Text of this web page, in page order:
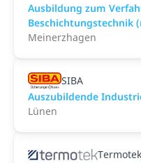
Ausbildung zum
Beschichtungstechnik
Meinerzhagen
SIBA
Auszubildende
Lünen
Termotek